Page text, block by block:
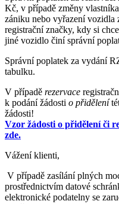
Kč, v případě změny
zániku nebo vyřazení
registrační značky, kdy si
jiné vozidlo činí správní
Správní poplatek za vydání
tabulku.
V případě rezervace
k podání žádosti o přidělení
žádosti!
Vzor žádosti o přidělení či
zde.
Vážení klienti,
V případě zasílání plných
prostřednictvím datové
elektronické podatelny se